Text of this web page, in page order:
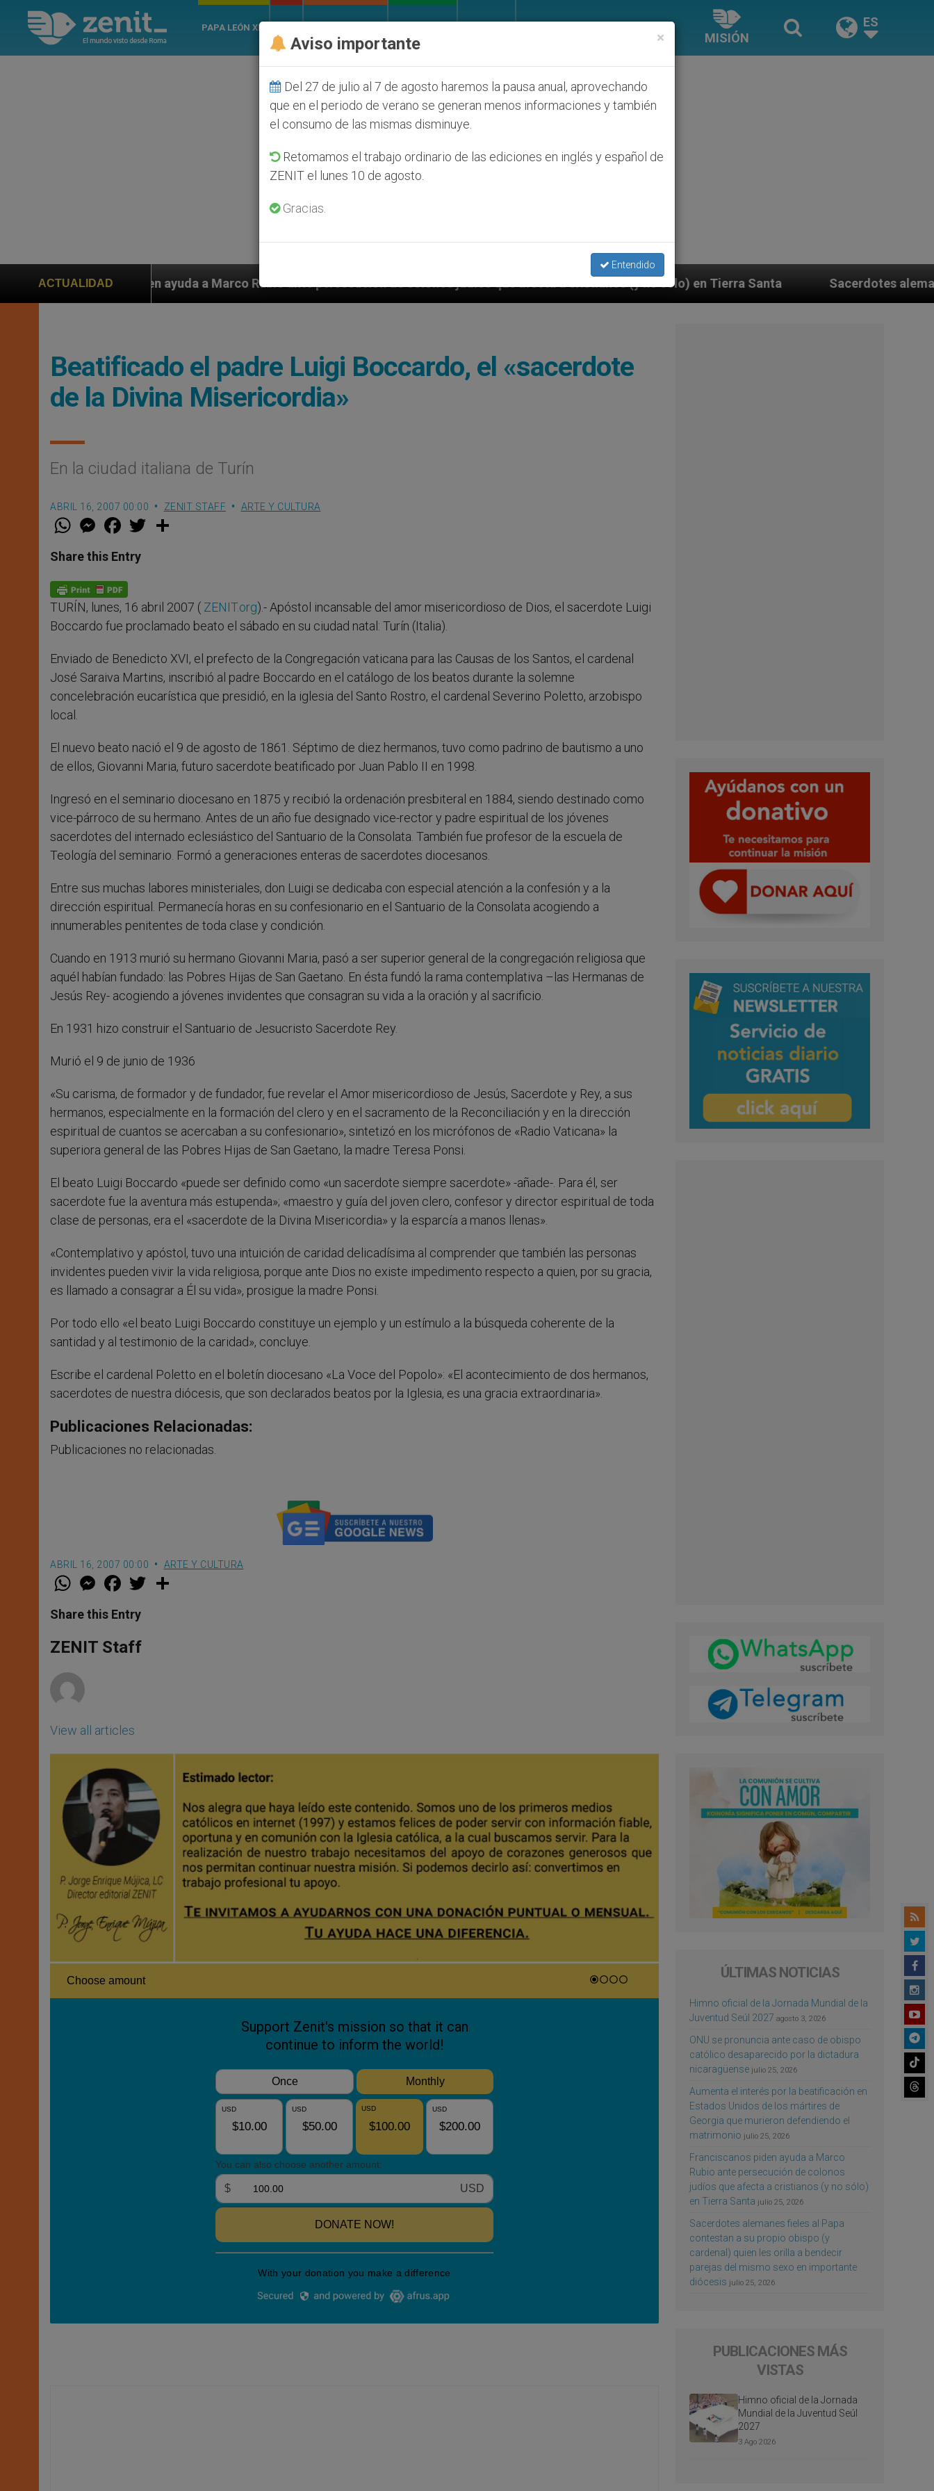
PAPA LEÓN XIV
MISIÓN
ES
ACTUALIDAD
ayuda a Marco Rubio ante persecución de colonos judíos que afecta a cristianos (y no sólo) en Tierra Santa Sacerdotes alemanes fieles al Papa
Beatificado el padre Luigi Boccardo, el «sacerdote
de la Divina Misericordia»
En la ciudad italiana de Turín
ABRIL 16, 2007 00:00 ZENIT STAFF ARTE Y CULTURA
W
t
s
p
p
M
e
s
e
g
e
r
F
a
e
b
o
k
w
Share this Entry
TURÍN, lunes, 16 abril 2007 ( ZENIT.org).- Apóstol incansable del amor misericordioso de Dios, el sacerdote Luigi
Boccardo fue proclamado beato el sábado en su ciudad natal: Turín (Italia).
Enviado de Benedicto XVI, el prefecto de la Congregación vaticana para las Causas de los Santos, el cardenal
José Saraiva Martins, inscribió al padre Boccardo en el catálogo de los beatos durante la solemne
concelebración eucarística que presidió, en la iglesia del Santo Rostro, el cardenal Severino Poletto, arzobispo
local.
El nuevo beato nació el 9 de agosto de 1861. Séptimo de diez hermanos, tuvo como padrino de bautismo a uno
de ellos, Giovanni Maria, futuro sacerdote beatificado por Juan Pablo II en 1998.
Ingresó en el seminario diocesano en 1875 y recibió la ordenación presbiteral en 1884, siendo destinado como
vice-párroco de su hermano. Antes de un año fue designado vice-rector y padre espiritual de los jóvenes
sacerdotes del internado eclesiástico del Santuario de la Consolata. También fue profesor de la escuela de
Teología del seminario. Formó a generaciones enteras de sacerdotes diocesanos.
Entre sus muchas labores ministeriales, don Luigi se dedicaba con especial atención a la confesión y a la
dirección espiritual. Permanecía horas en su confesionario en el Santuario de la Consolata acogiendo a
innumerables penitentes de toda clase y condición.
Cuando en 1913 murió su hermano Giovanni Maria, pasó a ser superior general de la congregación religiosa que
aquél habían fundado: las Pobres Hijas de San Gaetano. En ésta fundó la rama contemplativa –las Hermanas de
Jesús Rey- acogiendo a jóvenes invidentes que consagran su vida a la oración y al sacrificio.
En 1931 hizo construir el Santuario de Jesucristo Sacerdote Rey.
Murió el 9 de junio de 1936
«Su carisma, de formador y de fundador, fue revelar el Amor misericordioso de Jesús, Sacerdote y Rey, a sus
hermanos, especialmente en la formación del clero y en el sacramento de la Reconciliación y en la dirección
espiritual de cuantos se acercaban a su confesionario», sintetizó en los micrófonos de «Radio Vaticana» la
superiora general de las Pobres Hijas de San Gaetano, la madre Teresa Ponsi.
El beato Luigi Boccardo «puede ser definido como «un sacerdote siempre sacerdote» -añade-. Para él, ser
sacerdote fue la aventura más estupenda»; «maestro y guía del joven clero, confesor y director espiritual de toda
clase de personas, era el «sacerdote de la Divina Misericordia» y la esparcía a manos llenas».
«Contemplativo y apóstol, tuvo una intuición de caridad delicadísima al comprender que también las personas
invidentes pueden vivir la vida religiosa, porque ante Dios no existe impedimento respecto a quien, por su gracia,
es llamado a consagrar a Él su vida», prosigue la madre Ponsi.
Por todo ello «el beato Luigi Boccardo constituye un ejemplo y un estímulo a la búsqueda coherente de la
santidad y al testimonio de la caridad», concluye.
Escribe el cardenal Poletto en el boletín diocesano «La Voce del Popolo»: «El acontecimiento de dos hermanos,
sacerdotes de nuestra diócesis, que son declarados beatos por la Iglesia, es una gracia extraordinaria».
Publicaciones Relacionadas:
Publicaciones no relacionadas.
ABRIL 16, 2007 00:00 ARTE Y CULTURA
W
t
s
p
p
M
e
s
e
g
e
F
a
e
b
o
k
w
Share this Entry
ZENIT Staff
View all articles
ÚLTIMAS NOTICIAS
Himno oficial de la Jornada Mundial de la
Juventud Seúl 2027 agosto 3, 2026
ONU se pronuncia ante caso de obispo
católico desaparecido por la dictadura
nicaragüense julio 25, 2026
Aumenta el interés por la beatificación en
Estados Unidos de los mártires de
Georgia que murieron defendiendo el
matrimonio julio 25, 2026
Franciscanos piden ayuda a Marco
Rubio ante persecución de colonos
judíos que afecta a cristianos (y no sólo)
en Tierra Santa julio 25, 2026
Sacerdotes alemanes fieles al Papa
contestan a su propio obispo (y
cardenal) quien les orilla a bendecir
parejas del mismo sexo en importante
diócesis julio 25, 2026
PUBLICACIONES MÁS
VISTAS
Himno oficial de la Jornada
Mundial de la Juventud Seúl
2027
3 Ago 2026
×
Aviso importante
Del 27 de julio al 7 de agosto haremos la pausa anual, aprovechando
que en el periodo de verano se generan menos informaciones y también
el consumo de las mismas disminuye.
Retomamos el trabajo ordinario de las ediciones en inglés y español de
ZENIT el lunes 10 de agosto.
Gracias.
Entendido